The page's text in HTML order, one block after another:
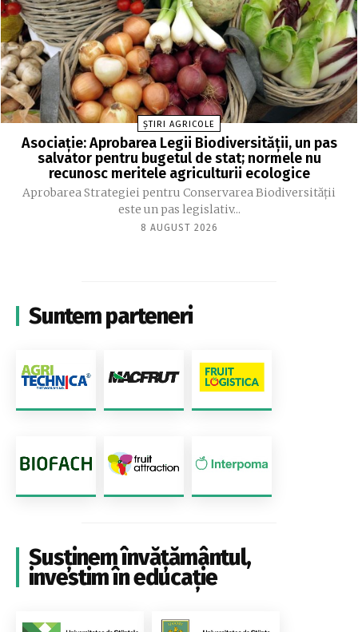
ȘTIRI AGRICOLE
Asociație: Aprobarea Legii Biodiversității, un pas
salvator pentru bugetul de stat; normele nu
recunosc meritele agriculturii ecologice
Aprobarea Strategiei pentru Conservarea Biodiversității
este un pas legislativ...
8 AUGUST 2026
Suntem parteneri
Susținem învățământul,
investim în educație